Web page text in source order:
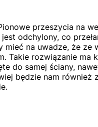
przeszycia na
odchylony, co
mieć na uwadze, że ze
Takie rozwiązanie ma
do samej ściany,
będzie nam również